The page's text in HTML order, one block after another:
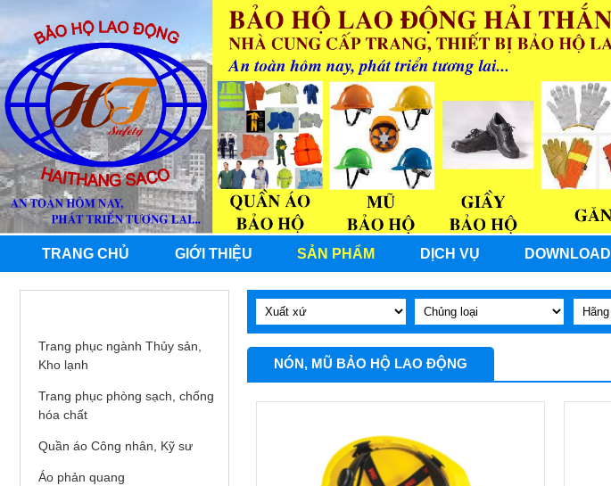
TRANG CHỦ GIỚI THIỆU SẢN PHẨM DỊCH VỤ DOWNLOAD
NÓN, MŨ BẢO HỘ LAO ĐỘNG
Trang phục ngành Thủy sản,
Kho lạnh
Trang phục phòng sạch, chống
hóa chất
Quần áo Công nhân, Kỹ sư
Áo phản quang